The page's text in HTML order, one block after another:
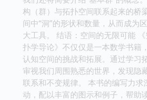
构（群）与拓扑空间联系起来的桥
间中“洞”的形状和数量，从而成为
大工具。 结语：空间的无限可能
扑学导论》不仅仅是一本数学书籍
认知空间的挑战和拓展。通过学习
审视我们周围熟悉的世界，发现隐
联系和不变规律。 本书的编写力求
动，配以丰富的图示和例子，帮助